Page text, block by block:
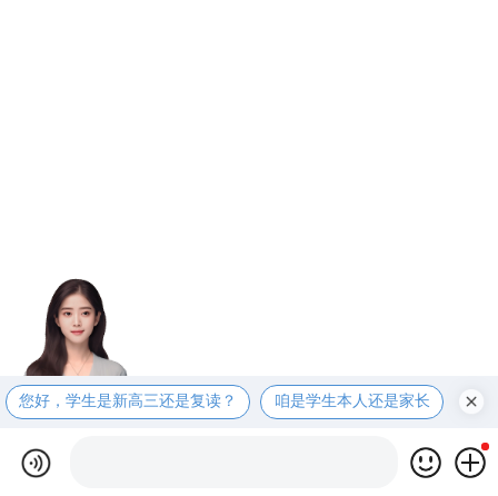
您好，学生是新高三还是复读？ 咱是学生本人还是家长 咱